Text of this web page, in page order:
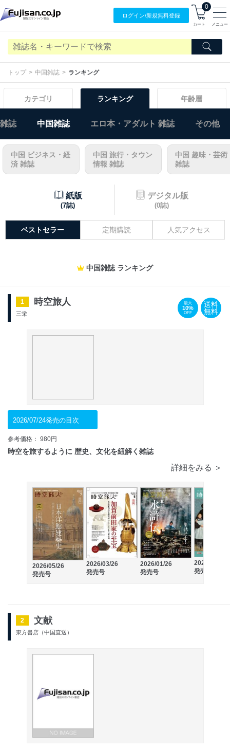
ログイン/新規無料登録
0
カート メニュー
トップ 中国雑誌 ランキング
カテゴリ ランキング 年齢層
誌 中国雑誌 エロ本・アダルト 雑誌 その他
中国 ビジネス・経
済 雑誌
中国 旅行・タウン
情報 雑誌
中国 趣味・芸術
雑誌
紙版
(7誌)
デジタル版
(0誌)
ベストセラー 定期購読 人気アクセス
中国雑誌 ランキング
1 時空旅人
三栄
最大
10%
OFF
送料
無料
2026/07/24発売の目次
参考価格： 980円
時空を旅するように 歴史、文化を紐解く雑誌
詳細をみる ＞
2026/05/26
発売号
2026/03/26
発売号
2026/01/26
発売号
2025/11/26
発売号
2 文献
東方書店（中国直送）